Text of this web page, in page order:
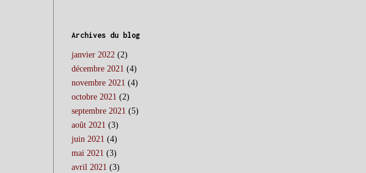
Archives du blog
janvier 2022 (2)
décembre 2021 (4)
novembre 2021 (4)
octobre 2021 (2)
septembre 2021 (5)
août 2021 (3)
juin 2021 (4)
mai 2021 (3)
avril 2021 (3)